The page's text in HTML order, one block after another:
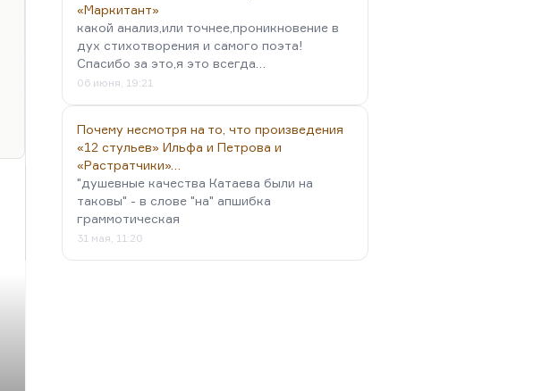
«Маркитант»
какой анализ,или точнее,проникновение в
дух стихотворения и самого поэта!
Спасибо за это,я это всегда…
06 июня, 19:21
Почему несмотря на то, что произведения
«12 стульев» Ильфа и Петрова и
«Растратчики»…
"душевные качества Катаева были на
таковы" - в слове "на" апшибка
граммотическая
31 мая, 11:20